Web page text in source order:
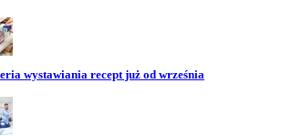
wystawiania recept już od września